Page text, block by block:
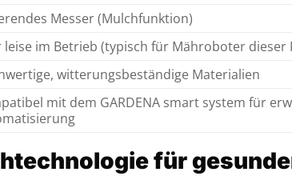
Messer (Mulchfunktion)
leise im Betrieb (typisch für Mähroboter dieser
witterungsbeständige Materialien
mit dem GARDENA smart system für
für